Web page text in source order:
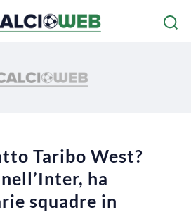
Taribo West?
ha
squadre in